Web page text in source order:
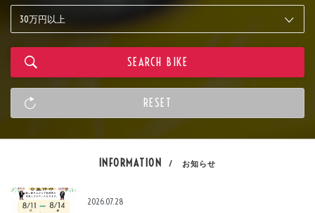
INFORMATION / お知らせ
2026.07.28